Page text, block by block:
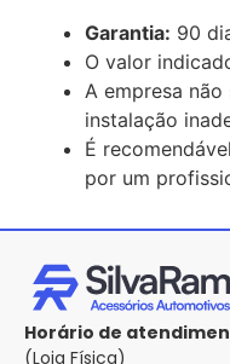
Garantia: 90
O valor
A empresa
instalação
É
por um
Horário de
(Loja Física)